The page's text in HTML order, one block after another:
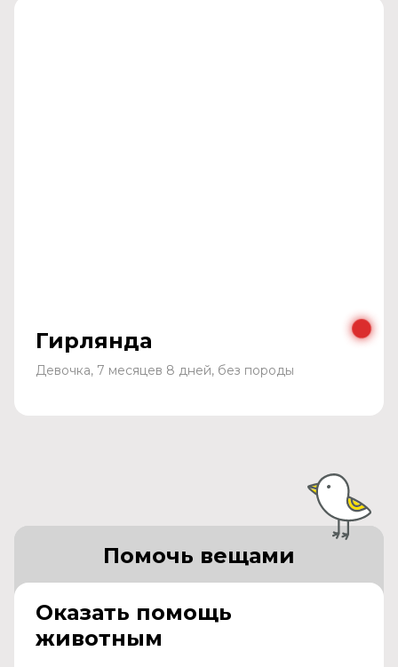
Гирлянда
Девочка, 7 месяцев 8 дней, без породы
Оказать помощь
животным
Помочь вещами